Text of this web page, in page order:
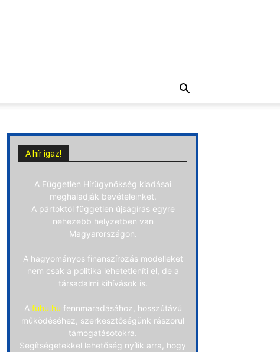
A hír igaz!
A Független Hírügynökség kiadásai
meghaladják bevételeinket.
A pártoktól független újságírás egyre
nehezebb helyzetben van
Magyarországon.
A hagyományos finanszírozás modelleket
nem csak a politika lehetetleníti el, de a
társadalmi kihívások is.
A fuhu.hu fennmaradásához, hosszútávú
működéséhez, szerkesztőségünk rászorul
támogatásotokra.
Segítségetekkel lehetőség nyílik arra, hogy